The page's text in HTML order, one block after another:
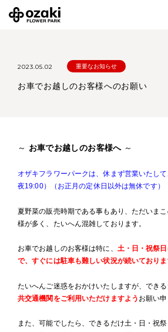
2023.05.02 重要なお知らせ
お車でお越しのお客様へのお願い
～ お車でお越しのお客様へ～
オザキフラワーパークは、休まず営業いたし
夜19:00）（お正月の定休日以外は無休です）
夏野菜の販売時期である事もあり、ただいま
様が多く、たいへん混雑しております。
お車でお越しのお客様は特に、 土・日・祝祭
で、すぐには駐車も難しい状況が続いておりま
たいへんご迷惑をおかけいたしますが、できる
共交通機関をご利用いただけますよう お願い申
また、可能でしたら、できるだけ土・日・祝